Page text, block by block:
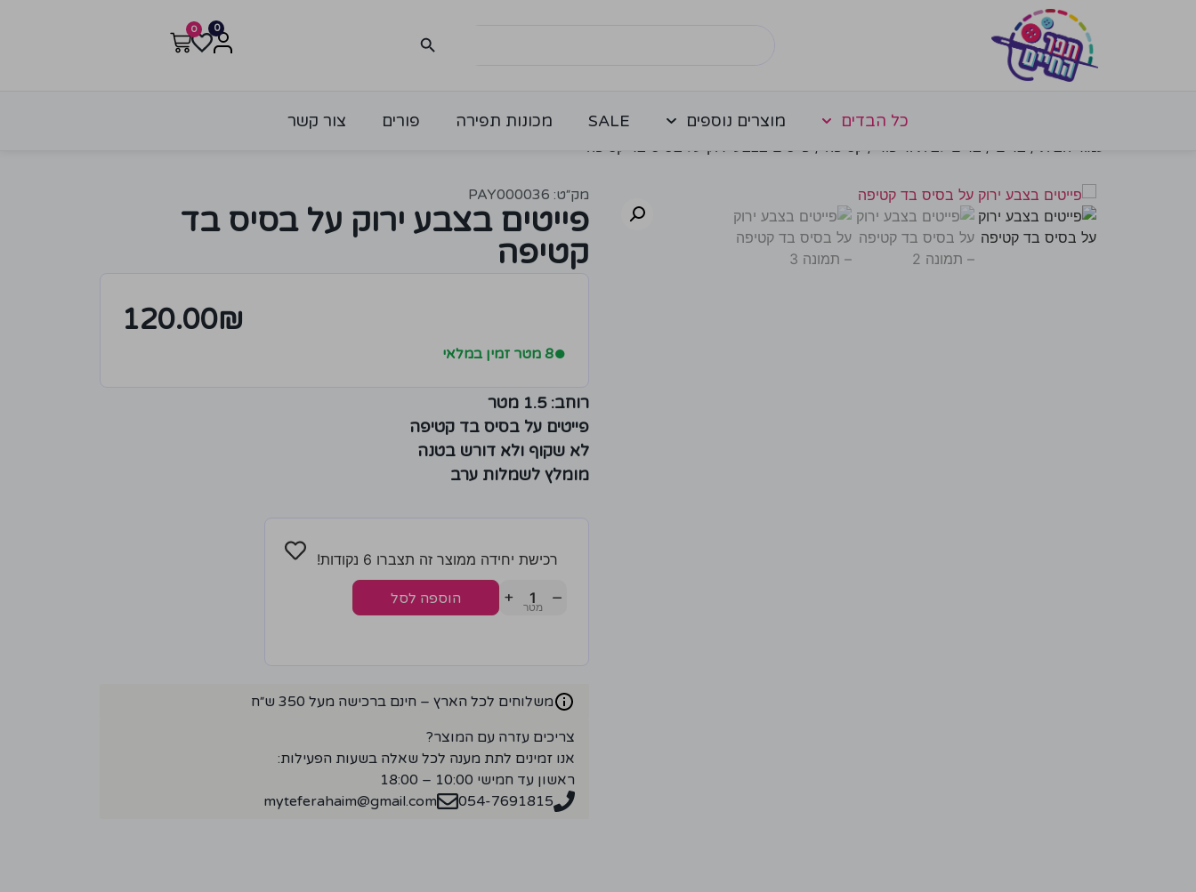
0
0
כל הבדים מוצרים נוספים SALE מכונות תפירה פורים צור קשר
מק״ט: PAY000036
פייטים בצבע ירוק על בסיס בד
קטיפה
120.00₪
●8 מטר זמין במלאי
רוחב: 1.5 מטר
פייטים על בסיס בד קטיפה
לא שקוף ולא דורש בטנה
מומלץ לשמלות ערב
רכישת יחידה ממוצר זה תצברו 6 נקודות!
−
+ הוספה לסל
משלוחים לכל הארץ – חינם ברכישה מעל 350 ש״ח
צריכים עזרה עם המוצר?
אנו זמינים לתת מענה לכל שאלה בשעות הפעילות:
ראשון עד חמישי 10:00 – 18:00
054-7691815
myteferahaim@gmail.com